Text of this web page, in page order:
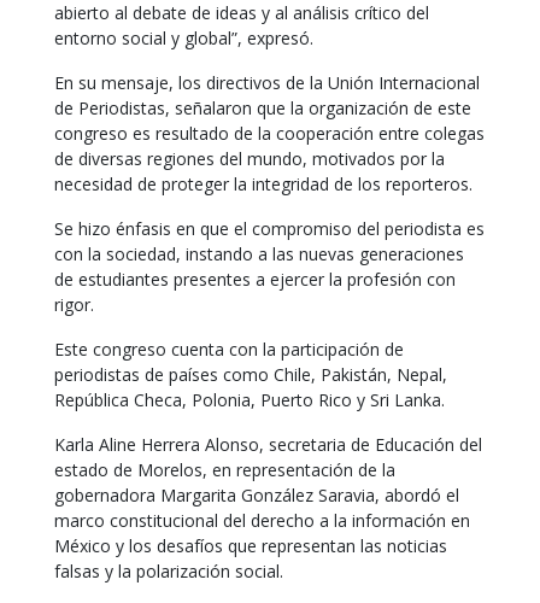
abierto al debate de ideas y al análisis crítico del
entorno social y global”, expresó.
En su mensaje, los directivos de la Unión Internacional
de Periodistas, señalaron que la organización de este
congreso es resultado de la cooperación entre colegas
de diversas regiones del mundo, motivados por la
necesidad de proteger la integridad de los reporteros.
Se hizo énfasis en que el compromiso del periodista es
con la sociedad, instando a las nuevas generaciones
de estudiantes presentes a ejercer la profesión con
rigor.
Este congreso cuenta con la participación de
periodistas de países como Chile, Pakistán, Nepal,
República Checa, Polonia, Puerto Rico y Sri Lanka.
Karla Aline Herrera Alonso, secretaria de Educación del
estado de Morelos, en representación de la
gobernadora Margarita González Saravia, abordó el
marco constitucional del derecho a la información en
México y los desafíos que representan las noticias
falsas y la polarización social.